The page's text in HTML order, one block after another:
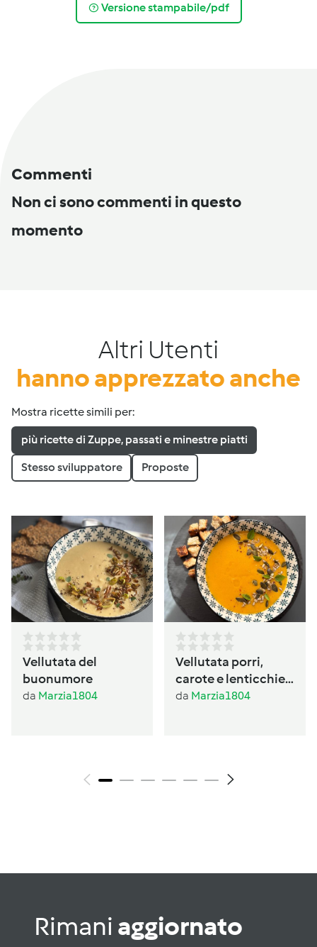
Versione stampabile/pdf
Commenti
Non ci sono commenti in questo
momento
Altri Utenti
hanno apprezzato anche
Mostra ricette simili per:
più ricette di Zuppe, passati e minestre piatti
Stesso sviluppatore Proposte
Vellutata del
buonumore
da Marzia1804
Vellutata porri,
carote e lenticchie
al profumo di
da Marzia1804
Rimani aggiornato